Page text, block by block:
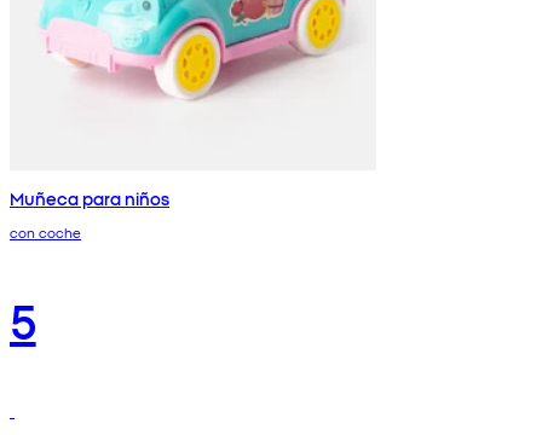
Muñeca para niños
con coche
5